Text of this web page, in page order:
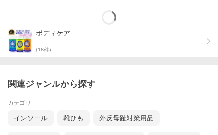
ボディケア
(16件)
関連ジャンルから探す
カテゴリ
インソール 靴ひも 外反母趾対策用品